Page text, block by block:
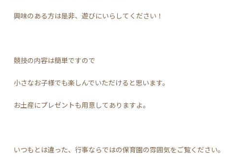
興味のある方は是非、遊びにいらしてください！
競技の内容は簡単ですので
小さなお子様でも楽しんでいただけると思います。
お土産にプレゼントも用意してありますよ。
いつもとは違った、行事ならではの保育園の雰囲気をご覧ください。